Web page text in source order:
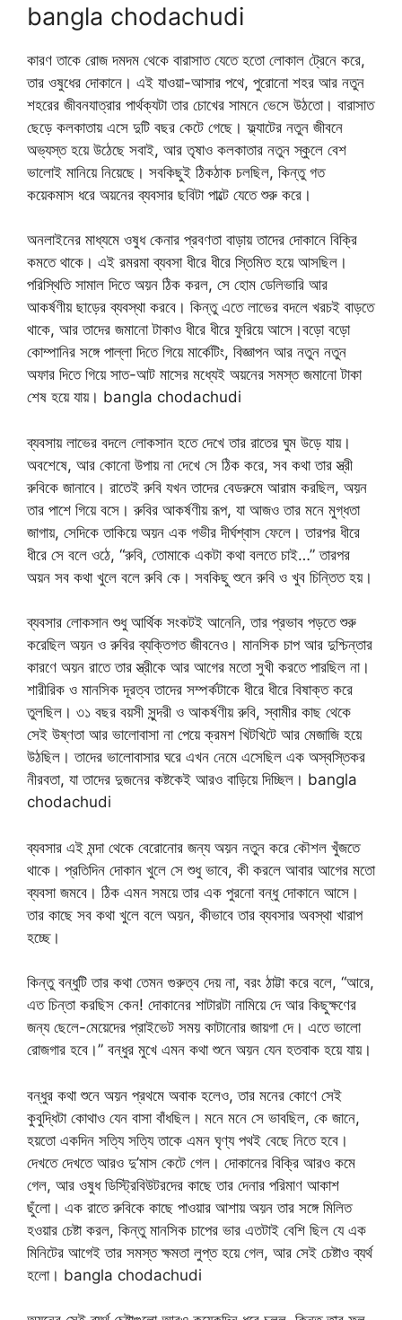
bangla chodachudi
কারণ তাকে রোজ দমদম থেকে বারাসাত যেতে হতো লোকাল ট্রেনে করে,
তার ওষুধের দোকানে। এই যাওয়া-আসার পথে, পুরোনো শহর আর নতুন
শহরের জীবনযাত্রার পার্থক্যটা তার চোখের সামনে ভেসে উঠতো। বারাসাত
ছেড়ে কলকাতায় এসে দুটি বছর কেটে গেছে। ফ্ল্যাটের নতুন জীবনে
অভ্যস্ত হয়ে উঠেছে সবাই, আর তৃষাও কলকাতার নতুন স্কুলে বেশ
ভালোই মানিয়ে নিয়েছে। সবকিছুই ঠিকঠাক চলছিল, কিন্তু গত
কয়েকমাস ধরে অয়নের ব্যবসার ছবিটা পাল্টে যেতে শুরু করে।
অনলাইনের মাধ্যমে ওষুধ কেনার প্রবণতা বাড়ায় তাদের দোকানে বিক্রি
কমতে থাকে। এই রমরমা ব্যবসা ধীরে ধীরে স্তিমিত হয়ে আসছিল।
পরিস্থিতি সামাল দিতে অয়ন ঠিক করল, সে হোম ডেলিভারি আর
আকর্ষণীয় ছাড়ের ব্যবস্থা করবে। কিন্তু এতে লাভের বদলে খরচই বাড়তে
থাকে, আর তাদের জমানো টাকাও ধীরে ধীরে ফুরিয়ে আসে।বড়ো বড়ো
কোম্পানির সঙ্গে পাল্লা দিতে গিয়ে মার্কেটিং, বিজ্ঞাপন আর নতুন নতুন
অফার দিতে গিয়ে সাত-আট মাসের মধ্যেই অয়নের সমস্ত জমানো টাকা
শেষ হয়ে যায়। bangla chodachudi
ব্যবসায় লাভের বদলে লোকসান হতে দেখে তার রাতের ঘুম উড়ে যায়।
অবশেষে, আর কোনো উপায় না দেখে সে ঠিক করে, সব কথা তার স্ত্রী
রুবিকে জানাবে। রাতেই রুবি যখন তাদের বেডরুমে আরাম করছিল, অয়ন
তার পাশে গিয়ে বসে। রুবির আকর্ষণীয় রূপ, যা আজও তার মনে মুগ্ধতা
জাগায়, সেদিকে তাকিয়ে অয়ন এক গভীর দীর্ঘশ্বাস ফেলে। তারপর ধীরে
ধীরে সে বলে ওঠে, “রুবি, তোমাকে একটা কথা বলতে চাই…” তারপর
অয়ন সব কথা খুলে বলে রুবি কে। সবকিছু শুনে রুবি ও খুব চিন্তিত হয়।
ব্যবসার লোকসান শুধু আর্থিক সংকটই আনেনি, তার প্রভাব পড়তে শুরু
করেছিল অয়ন ও রুবির ব্যক্তিগত জীবনেও। মানসিক চাপ আর দুশ্চিন্তার
কারণে অয়ন রাতে তার স্ত্রীকে আর আগের মতো সুখী করতে পারছিল না।
শারীরিক ও মানসিক দূরত্ব তাদের সম্পর্কটাকে ধীরে ধীরে বিষাক্ত করে
তুলছিল। ৩১ বছর বয়সী সুন্দরী ও আকর্ষণীয় রুবি, স্বামীর কাছ থেকে
সেই উষ্ণতা আর ভালোবাসা না পেয়ে ক্রমশ খিটখিটে আর মেজাজি হয়ে
উঠছিল। তাদের ভালোবাসার ঘরে এখন নেমে এসেছিল এক অস্বস্তিকর
নীরবতা, যা তাদের দুজনের কষ্টকেই আরও বাড়িয়ে দিচ্ছিল। bangla
chodachudi
ব্যবসার এই মন্দা থেকে বেরোনোর জন্য অয়ন নতুন করে কৌশল খুঁজতে
থাকে। প্রতিদিন দোকান খুলে সে শুধু ভাবে, কী করলে আবার আগের মতো
ব্যবসা জমবে। ঠিক এমন সময়ে তার এক পুরনো বন্ধু দোকানে আসে।
তার কাছে সব কথা খুলে বলে অয়ন, কীভাবে তার ব্যবসার অবস্থা খারাপ
হচ্ছে।
কিন্তু বন্ধুটি তার কথা তেমন গুরুত্ব দেয় না, বরং ঠাট্টা করে বলে, “আরে,
এত চিন্তা করছিস কেন! দোকানের শাটারটা নামিয়ে দে আর কিছুক্ষণের
জন্য ছেলে-মেয়েদের প্রাইভেট সময় কাটানোর জায়গা দে। এতে ভালো
রোজগার হবে।” বন্ধুর মুখে এমন কথা শুনে অয়ন যেন হতবাক হয়ে যায়।
বন্ধুর কথা শুনে অয়ন প্রথমে অবাক হলেও, তার মনের কোণে সেই
কুবুদ্ধিটা কোথাও যেন বাসা বাঁধছিল। মনে মনে সে ভাবছিল, কে জানে,
হয়তো একদিন সত্যি সত্যি তাকে এমন ঘৃণ্য পথই বেছে নিতে হবে।
দেখতে দেখতে আরও দু’মাস কেটে গেল। দোকানের বিক্রি আরও কমে
গেল, আর ওষুধ ডিস্ট্রিবিউটরদের কাছে তার দেনার পরিমাণ আকাশ
ছুঁলো। এক রাতে রুবিকে কাছে পাওয়ার আশায় অয়ন তার সঙ্গে মিলিত
হওয়ার চেষ্টা করল, কিন্তু মানসিক চাপের ভার এতটাই বেশি ছিল যে এক
মিনিটের আগেই তার সমস্ত ক্ষমতা লুপ্ত হয়ে গেল, আর সেই চেষ্টাও ব্যর্থ
হলো। bangla chodachudi